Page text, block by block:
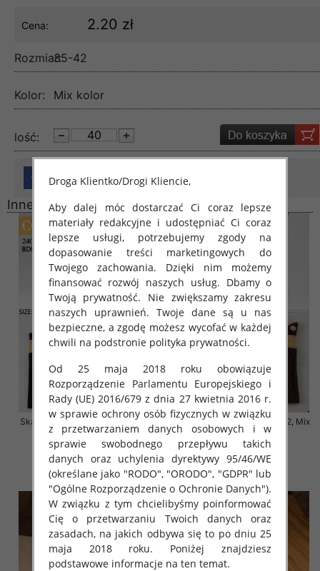
Cena: 2.20 zł
Rozmiar:35-42
Kolor: Mix kolor
lość:
Inne produkty
Skarpety damskie Roz 35-42, Mix
kolor Paczka 40 szt
6.00 zł
szczegóły
Skarpety damskie Roz 35-42, Mix
kolor Paczka 40 szt
6.00 zł
szczegóły
Droga Klientko/Drogi Kliencie,
Aby dalej móc dostarczać Ci coraz lepsze
materiały redakcyjne i udostępniać Ci coraz
lepsze usługi, potrzebujemy zgody na
dopasowanie treści marketingowych do
Twojego zachowania. Dzięki nim możemy
finansować rozwój naszych usług. Dbamy o
Twoją prywatność. Nie zwiększamy zakresu
naszych uprawnień. Twoje dane są u nas
bezpieczne, a zgodę możesz wycofać w każdej
chwili na podstronie polityka prywatności.
Od 25 maja 2018 roku obowiązuje
Rozporządzenie Parlamentu Europejskiego i
Rady (UE) 2016/679 z dnia 27 kwietnia 2016 r.
w sprawie ochrony osób fizycznych w związku
z przetwarzaniem danych osobowych i w
sprawie swobodnego przepływu takich
danych oraz uchylenia dyrektywy 95/46/WE
(określane jako "RODO", "ORODO", "GDPR" lub
"Ogólne Rozporządzenie o Ochronie Danych").
W związku z tym chcielibyśmy poinformować
Cię o przetwarzaniu Twoich danych oraz
zasadach, na jakich odbywa się to po dniu 25
maja 2018 roku. Poniżej znajdziesz
podstawowe informacje na ten temat.